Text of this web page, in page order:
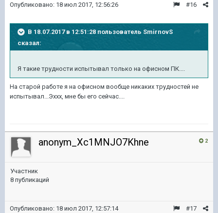
#16
Опубликовано: 18 июл 2017, 12:56:26
В 18.07.2017 в 12:51:28 пользователь SmirnovS
сказал:
Я такие трудности испытывал только на офисном ПК....
На старой работе я на офисном вообще никаких трудностей не
испытывал...Эххх, мне бы его сейчас....
2
anonym_Xc1MNJO7Khne
Участник
8 публикаций
#17
Опубликовано: 18 июл 2017, 12:57:14